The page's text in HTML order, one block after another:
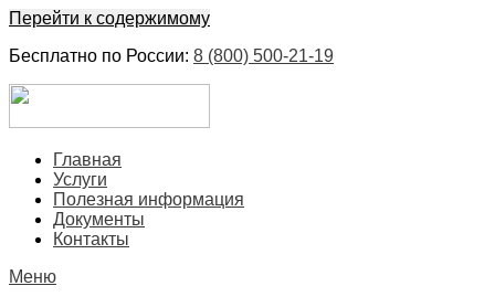
Перейти к содержимому
Бесплатно по России: 8 (800) 500-21-19
БыстроГлавная
Услуги
Полезная информация
Документы
Контакты
Меню